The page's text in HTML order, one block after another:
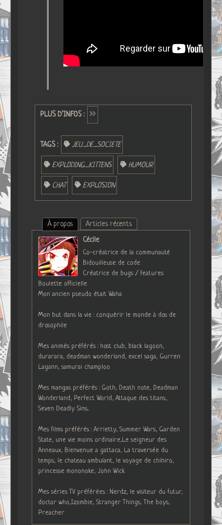
PLUS D’INFOS :
TAGS : JEU_DE_SOCIETE
EXPLODING_KITTENS HUMOUR
CHAT EXPLOSION
À propos
Articles récents
Cécile
Co-créatrice de la communauté
Bidouilleuse de code
Créatrice de bugs / features
Boulette officielle
Mon ancien pseudo était Waha
Mon but dans la vie : conquérir le monde à dos de
drosophile
Mes animés préférés : host club, black lagoon,
durarara, deadman wonderland, excel saga, Gurren
Lagann, samurai champloo
Mes mangas préférés : Goth, Death note, Deadman
Wonderland, Perfect World, Attaque des titans,
Seven Deadly Sins...
Mes films préférés : Arrietty, Summer Wars, Garden
State, une vie moins ordinaire,Le seigneur des
Anneaux, Bienvenue a gattaca, La traversée du
temps, le chateau ambulant, le voyage de chihiro,
princesse mononoke, John Wick
Mes séries TV préférées : Nerdz, le visiteur du futur,
doctor who,Izombie, Stranger Things, The boys,
Preacher